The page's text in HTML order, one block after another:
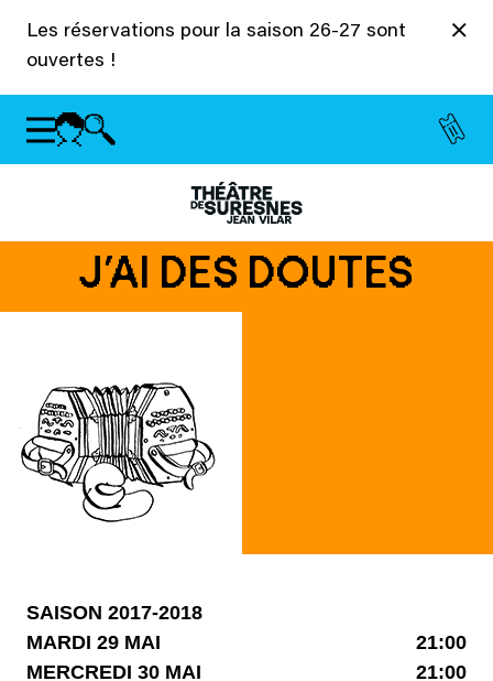
Les réservations pour la saison 26-27 sont
ouvertes !
J’AI DES DOUTES
SAISON 2017-2018
MARDI 29 MAI
21:00
MERCREDI 30 MAI
21:00